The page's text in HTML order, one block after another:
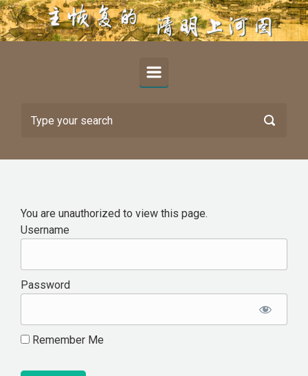
Skip to main content
You are unauthorized to view this page.
Username
Password
Remember Me